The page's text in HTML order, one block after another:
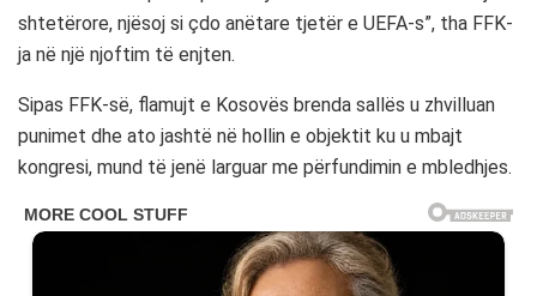
shtetërore, njësoj si çdo anëtare tjetër e UEFA-s”, tha FFK-
ja në një njoftim të enjten.
Sipas FFK-së, flamujt e Kosovës brenda sallës u zhvilluan
punimet dhe ato jashtë në hollin e objektit ku u mbajt
kongresi, mund të jenë larguar me përfundimin e mbledhjes.